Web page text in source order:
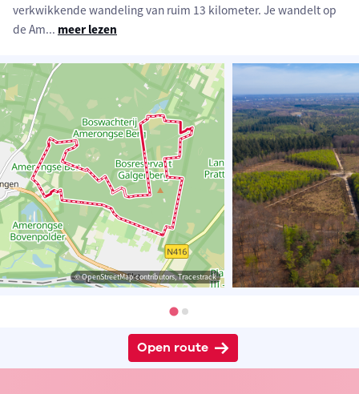
verkwikkende wandeling van ruim 13 kilometer. Je wandelt op
de Am... meer lezen
© OpenStreetMap contributors, Tracestrack
Open route